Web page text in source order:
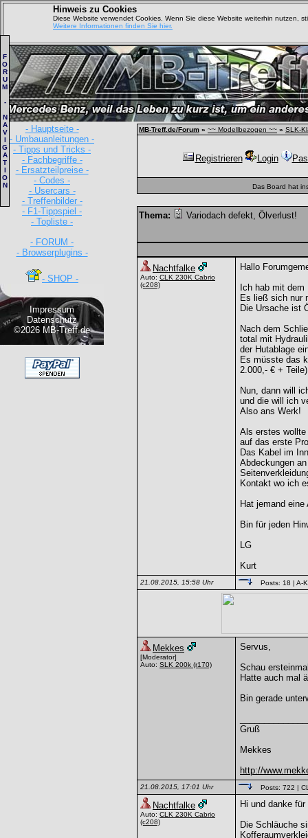
Hinweis zu Cookies
Diese Website verwendet Cookies. Wenn Sie diese Website weiterhin nutzen,
Weitere Informationen finden Sie hier.
- Hauptseite -
- Umbauanleitungen -
- Tipps und Tricks -
- Fachbegriffe -
- Ersatzteilpreise -
- Codes -
- Usercars -
- Treffenbilder -
- F1-Tippspiel -
- Topliste -
- FORUM -
- Browserplugins -
- SHOP -
Impressum
Datenschutz
©2026 MB-Treff.de
F
O
R
U
M
-
N
A
V
I
G
A
T
I
O
N
MB-Treff.de/Forum » ~~ Modellbezogen ~~ » SLK-
Registrieren Login
Das Board hat
Thema: Variodach defekt, Ölverlust!
Nachtfalke
Auto: CLK 230K Cabrio
(c208)
Hallo
Ich hab mit dem
Es ließ sich nur
Die Ursache ist
Nach dem
total mit
der Hutablage
Es müsste das
2.000,- € +
Nun, dann will
und die will ich
Also ans Werk!
Als erstes wollte
auf das erste
Das Kabel im
Abdeckungen
Kontakt wo ich
Hat jemand
Bin für jeden
LG
Kurt
21.08.2015, 15:58 Uhr Posts: 18 | A-
Mekkes
[Moderator]
Auto: SLK 200k (r170)
Servus,
Schau
Hatte auch mal
Bin gerade
Gruß
Mekkes
http://
21.08.2015, 17:01 Uhr Posts: 722 |
Nachtfalke
Auto: CLK 230K Cabrio
(c208)
Hi und danke
Die Schläuche